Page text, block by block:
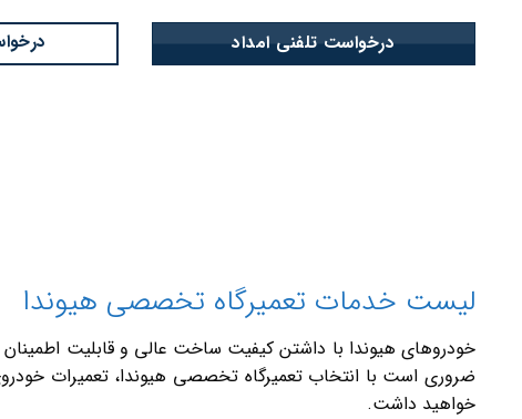
درخواست تلفنی امداد
لیست خدمات تعمیرگاه تخصصی هیوندا
خودروهای هیوندا با داشتن کیفیت ساخت عالی و قابلیت اطمینان
ضروری است با انتخاب تعمیرگاه تخصصی هیوندا، تعمیرات
خواهید داشت.